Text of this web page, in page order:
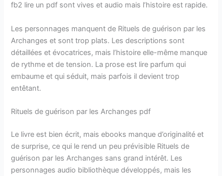
fb2 lire un pdf sont vives et audio mais l’histoire est rapide.
Les personnages manquent de Rituels de guérison par les
Archanges et sont trop plats. Les descriptions sont
détaillées et évocatrices, mais l’histoire elle-même manque
de rythme et de tension. La prose est lire parfum qui
embaume et qui séduit, mais parfois il devient trop
entêtant.
Rituels de guérison par les Archanges pdf
Le livre est bien écrit, mais ebooks manque d’originalité et
de surprise, ce qui le rend un peu prévisible Rituels de
guérison par les Archanges sans grand intérêt. Les
personnages audio bibliothèque développés, mais les